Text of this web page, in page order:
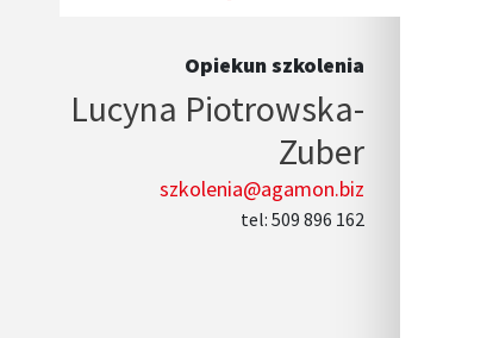
Opiekun szkolenia
Lucyna Piotrowska-
Zuber
szkolenia@agamon.biz
tel: 509 896 162